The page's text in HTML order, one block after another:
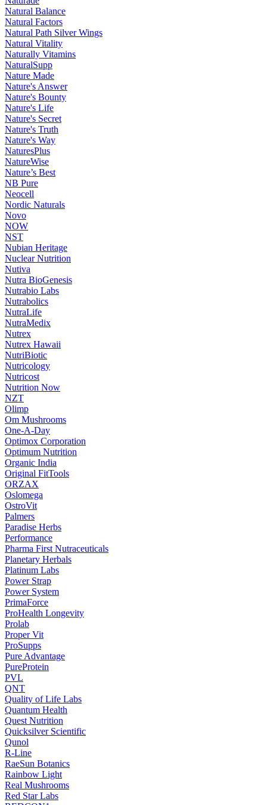
Natural Balance
Natural Factors
Natural Path Silver Wings
Natural Vitality
Naturally Vitamins
NaturalSupp
Nature Made
Nature's Answer
Nature's Bounty
Nature's Life
Nature's Secret
Nature's Truth
Nature's Way
NaturesPlus
NatureWise
Nature’s Best
NB Pure
Neocell
Nordic Naturals
Novo
NOW
NST
Nubian Heritage
Nuclear Nutrition
Nutiva
Nutra BioGenesis
Nutrabio Labs
Nutrabolics
NutraLife
NutraMedix
Nutrex
Nutrex Hawaii
NutriBiotic
Nutricology
Nutricost
Nutrition Now
NZT
Olimp
Om Mushrooms
One-A-Day
Optimox Corporation
Optimum Nutrition
Organic India
Original FitTools
ORZAX
Oslomega
OstroVit
Palmers
Paradise Herbs
Performance
Pharma First Nutraceuticals
Planetary Herbals
Platinum Labs
Power Strap
Power System
PrimaForce
ProHealth Longevity
Prolab
Proper Vit
ProSupps
Pure Advantage
PureProtein
PVL
QNT
Quality of Life Labs
Quantum Health
Quest Nutrition
Quicksilver Scientific
Qunol
R-Line
RaeSun Botanics
Rainbow Light
Real Mushrooms
Red Star Labs